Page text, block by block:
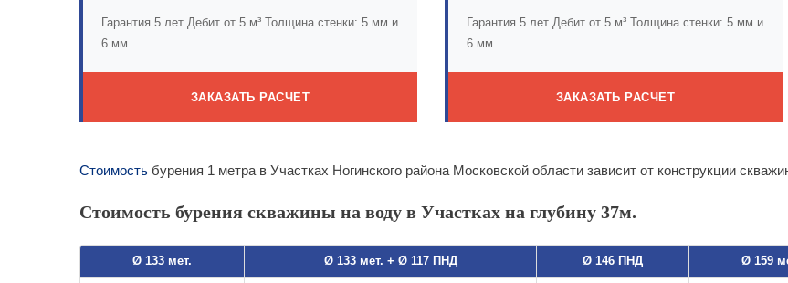
Гарантия 5 лет Дебит от 5 м³ Толщина стенки: 5 мм и
6 мм
ЗАКАЗАТЬ РАСЧЕТ
Гарантия 5 лет Дебит от 5 м³ Толщина стенки: 5 мм и
6 мм
ЗАКАЗАТЬ РАСЧЕТ
Стоимость бурения 1 метра в Участках Ногинского района Московской области зависит от конструкции
Стоимость бурения скважины на воду в Участках на глубину 37м.
Ø 133 мет. Ø 133 мет. + Ø 117 ПНД Ø 146 ПНД Ø 159